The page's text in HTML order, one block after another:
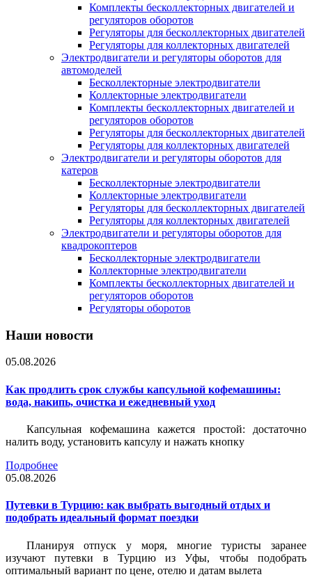
Комплекты бесколлекторных двигателей и
регуляторов оборотов
Регуляторы для бесколлекторных двигателей
Регуляторы для коллекторных двигателей
Электродвигатели и регуляторы оборотов для
автомоделей
Бесколлекторные электродвигатели
Коллекторные электродвигатели
Комплекты бесколлекторных двигателей и
регуляторов оборотов
Регуляторы для бесколлекторных двигателей
Регуляторы для коллекторных двигателей
Электродвигатели и регуляторы оборотов для
катеров
Бесколлекторные электродвигатели
Коллекторные электродвигатели
Регуляторы для бесколлекторных двигателей
Регуляторы для коллекторных двигателей
Электродвигатели и регуляторы оборотов для
квадрокоптеров
Бесколлекторные электродвигатели
Коллекторные электродвигатели
Комплекты бесколлекторных двигателей и
регуляторов оборотов
Регуляторы оборотов
Наши новости
05.08.2026
Как продлить срок службы капсульной кофемашины:
вода, накипь, очистка и ежедневный уход
Капсульная кофемашина кажется простой: достаточно
налить воду, установить капсулу и нажать кнопку
Подробнее
05.08.2026
Путевки в Турцию: как выбрать выгодный отдых и
подобрать идеальный формат поездки
Планируя отпуск у моря, многие туристы заранее
изучают путевки в Турцию из Уфы, чтобы подобрать
оптимальный вариант по цене, отелю и датам вылета